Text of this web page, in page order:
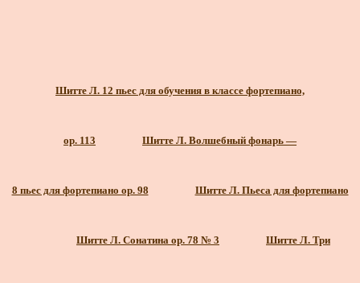
Шитте Л. 12 пьес для обучения в классе фортепиано,
ор. 113 Шитте Л. Волшебный фонарь —
8 пьес для фортепиано ор. 98 Шитте Л. Пьеса для фортепиано
Шитте Л. Сонатина ор. 78 № 3 Шитте Л. Три